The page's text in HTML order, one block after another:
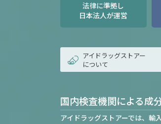
法律に準拠し
日本法人が運営
アイドラッグストアー
について
国内検査機関による成
アイドラッグストアーでは、輸